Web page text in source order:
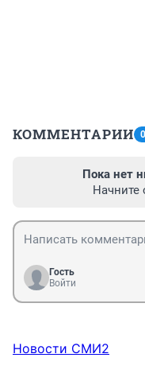
КОММЕНТАРИИ 0
Пока нет
Начните
Гость
Войти
Новости СМИ2